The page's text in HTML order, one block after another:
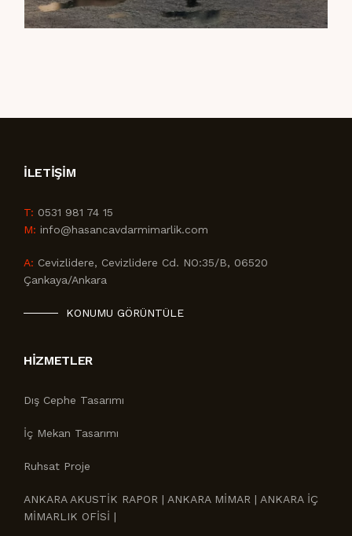
İLETIŞIM
T: 0531 981 74 15
M: info@hasancavdarmimarlik.com
A: Cevizlidere, Cevizlidere Cd. NO:35/B, 06520
Çankaya/Ankara
KONUMU GÖRÜNTÜLE
HIZMETLER
Dış Cephe Tasarımı
İç Mekan Tasarımı
Ruhsat Proje
ANKARA AKUSTİK RAPOR | ANKARA MİMAR | ANKARA İÇ
MİMARLIK OFİSİ |